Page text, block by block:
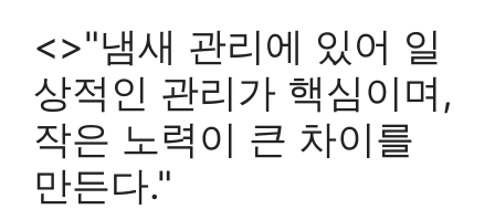
<>"냄새 관리에 있어 일
상적인 관리가 핵심이며,
작은 노력이 큰 차이를
만든다."